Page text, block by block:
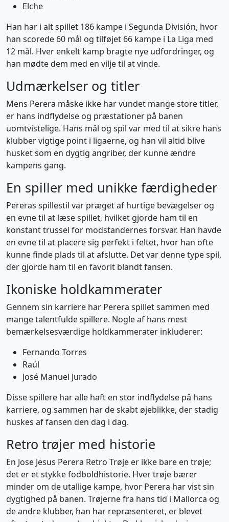
Elche
Han har i alt spillet 186 kampe i Segunda División, hvor
han scorede 60 mål og tilføjet 66 kampe i La Liga med
12 mål. Hver enkelt kamp bragte nye udfordringer, og
han mødte dem med en vilje til at vinde.
Udmærkelser og titler
Mens Perera måske ikke har vundet mange store titler,
er hans indflydelse og præstationer på banen
uomtvistelige. Hans mål og spil var med til at sikre hans
klubber vigtige point i ligaerne, og han vil altid blive
husket som en dygtig angriber, der kunne ændre
kampens gang.
En spiller med unikke færdigheder
Pereras spillestil var præget af hurtige bevægelser og
en evne til at læse spillet, hvilket gjorde ham til en
konstant trussel for modstandernes forsvar. Han havde
en evne til at placere sig perfekt i feltet, hvor han ofte
kunne finde plads til at afslutte. Det var denne type spil,
der gjorde ham til en favorit blandt fansen.
Ikoniske holdkammerater
Gennem sin karriere har Perera spillet sammen med
mange talentfulde spillere. Nogle af hans mest
bemærkelsesværdige holdkammerater inkluderer:
Fernando Torres
Raúl
José Manuel Jurado
Disse spillere har alle haft en stor indflydelse på hans
karriere, og sammen har de skabt øjeblikke, der stadig
huskes af fansen den dag i dag.
Retro trøjer med historie
En Jose Jesus Perera Retro Trøje er ikke bare en trøje;
det er et stykke fodboldhistorie. Hver trøje bærer
minder om de utallige kampe, hvor Perera har vist sin
dygtighed på banen. Trøjerne fra hans tid i Mallorca og
de andre klubber, han har repræsenteret, er blevet